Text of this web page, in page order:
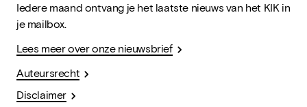
Iedere maand ontvang je het laatste nieuws van het KIK in
je mailbox.
Lees meer over onze nieuwsbrief
Auteursrecht
Disclaimer